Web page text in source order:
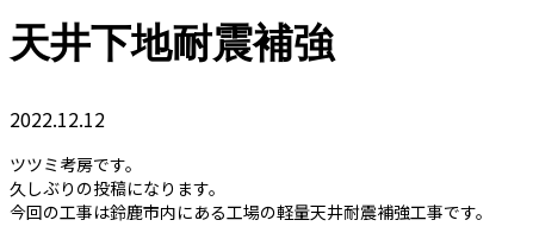
天井下地耐震補強
2022.12.12
ツツミ考房です。
久しぶりの投稿になります。
今回の工事は鈴鹿市内にある工場の軽量天井耐震補強工事です。